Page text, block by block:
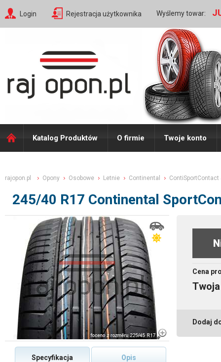
Login Rejestracja użytkownika Wyślemy towar:
Katalog Produktów O firmie Twoje konto
rajopon.pl Opony Osobowe Letnie Continental ContiSportContact
245/40 R17 Continental
Cena
Dodaj
Specyfikacja Opis